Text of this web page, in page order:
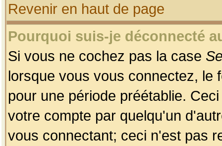
Revenir en haut de page
Pourquoi suis-je déconnecté
Si vous ne cochez pas la case
lorsque vous vous connectez, le
pour une période préétablie.
votre compte par quelqu'un
vous connectant; ceci n'est pas